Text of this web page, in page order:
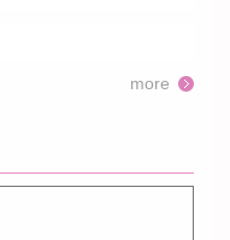
more